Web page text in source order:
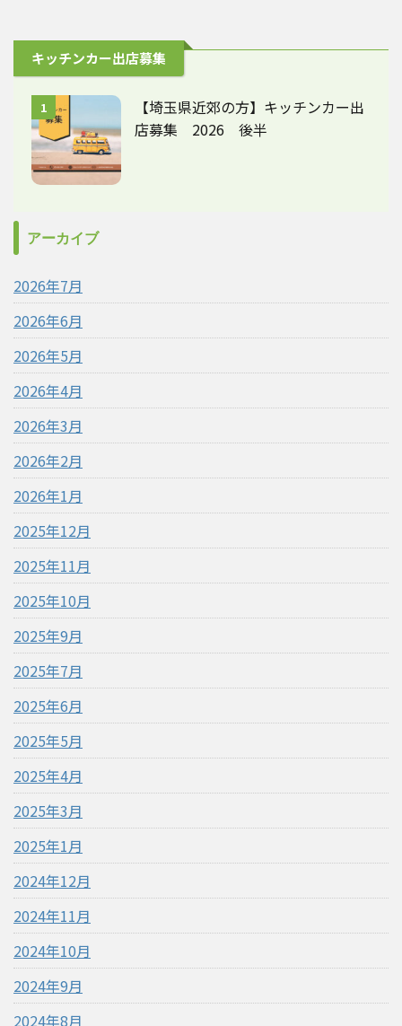
キッチンカー出店募集
1
【埼玉県近郊の方】キッチンカー出
店募集 2026 後半
アーカイブ
2026年7月
2026年6月
2026年5月
2026年4月
2026年3月
2026年2月
2026年1月
2025年12月
2025年11月
2025年10月
2025年9月
2025年7月
2025年6月
2025年5月
2025年4月
2025年3月
2025年1月
2024年12月
2024年11月
2024年10月
2024年9月
2024年8月